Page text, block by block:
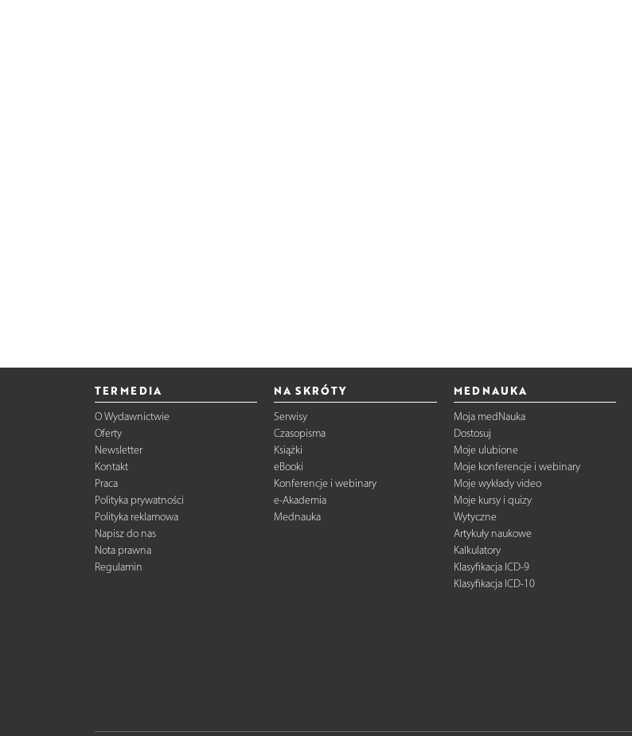
TERMEDIA
O Wydawnictwie
Oferty
Newsletter
Kontakt
Praca
Polityka prywatności
Polityka reklamowa
Napisz do nas
Nota prawna
Regulamin
NA SKRÓTY
Serwisy
Czasopisma
Książki
eBooki
Konferencje i webinary
e-Akademia
Mednauka
MEDNAUKA
Moja medNauka
Dostosuj
Moje ulubione
Moje konferencje i webinary
Moje wykłady video
Moje kursy i quizy
Wytyczne
Artykuły naukowe
Kalkulatory
Klasyfikacja ICD-9
Klasyfikacja ICD-10